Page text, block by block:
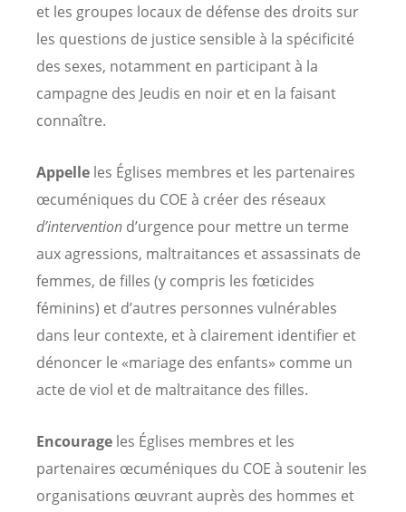
et les groupes locaux de défense des droits sur
les questions de justice sensible à la spécificité
des sexes, notamment en participant à la
campagne des Jeudis en noir et en la faisant
connaître.
Appelle les Églises membres et les partenaires
œcuméniques du COE à créer des réseaux
d’intervention d’urgence pour mettre un terme
aux agressions, maltraitances et assassinats de
femmes, de filles (y compris les fœticides
féminins) et d’autres personnes vulnérables
dans leur contexte, et à clairement identifier et
dénoncer le «mariage des enfants» comme un
acte de viol et de maltraitance des filles.
Encourage les Églises membres et les
partenaires œcuméniques du COE à soutenir les
organisations œuvrant auprès des hommes et